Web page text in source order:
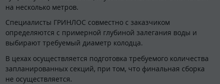
на несколько метров.
Специалисты ГРИНЛОС совместно с заказчиком
определяются с примерной глубиной залегания воды и
выбирают требуемый диаметр колодца.
В цехах осуществляется подготовка требуемого количества
запланированных секций, при том, что финальная сборка
не осуществляется.